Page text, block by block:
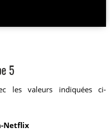
5
les valeurs indiquées ci-
Netflix